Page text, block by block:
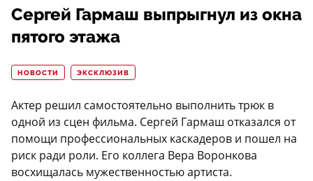
Сергей Гармаш выпрыгнул из окна
пятого этажа
НОВОСТИ ЭКСКЛЮЗИВ
Актер решил самостоятельно выполнить трюк в
одной из сцен фильма. Сергей Гармаш отказался от
помощи профессиональных каскадеров и пошел на
риск ради роли. Его коллега Вера Воронкова
восхищалась мужественностью артиста.